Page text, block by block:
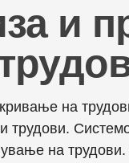
и
на
трудови.
на